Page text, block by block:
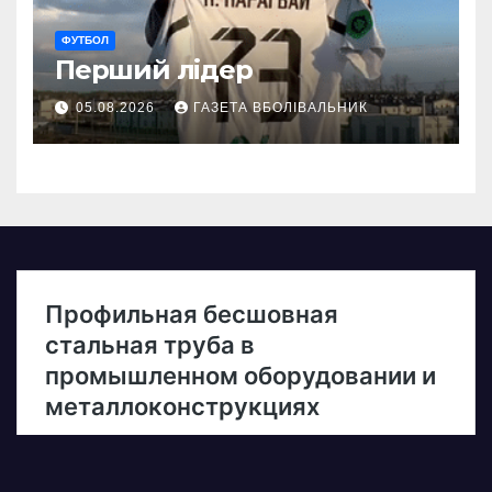
ФУТБОЛ
Перший лідер
05.08.2026 ГАЗЕТА ВБОЛІВАЛЬНИК